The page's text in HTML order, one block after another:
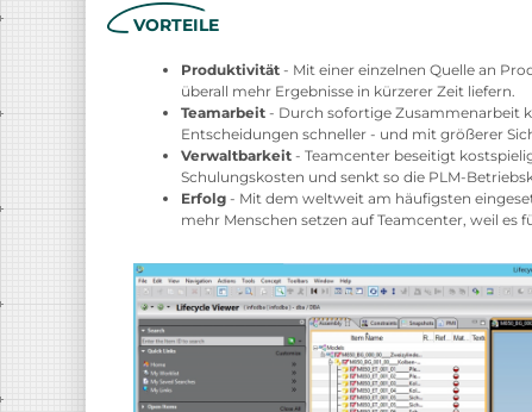
VORTEILE
Produktivität - Mit einer einzelnen Quelle an
überall mehr Ergebnisse in kürzerer Zeit liefern.
Teamarbeit - Durch sofortige Zusammenarbeit
Entscheidungen schneller - und mit größerer
Verwaltbarkeit - Teamcenter beseitigt
Schulungskosten und senkt so die PLM-
Erfolg - Mit dem weltweit am häufigsten
mehr Menschen setzen auf Teamcenter, weil